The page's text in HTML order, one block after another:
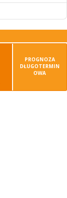
PROGNOZA
DŁUGOTERMIN
OWA